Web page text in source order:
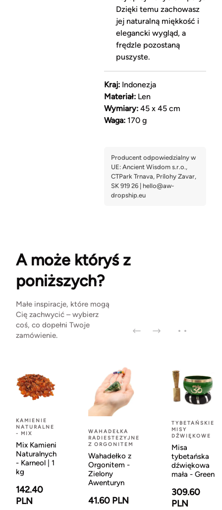
Dzięki temu zachowasz
jej naturalną miękkość i
elegancki wygląd, a
frędzle pozostaną
puszyste.
Kraj:Indonezja
Materiał:Len
Wymiary:45 x 45 cm
Waga:170 g
A może któryś z
poniższych?
Małe inspiracje, które mogą
Cię zachwycić – wybierz
coś, co dopełni Twoje
zamówienie.
KAMIENIE
NATURALNE
- MIX
Mix Kamieni
Naturalnych
- Karneol | 1
kg
142.40
PLN
WAHADEŁKA
RADIESTEZYJNE
Z ORGONITEM
Wahadełko z
Orgonitem -
Zielony
Awenturyn
41.60 PLN
TYBETAŃSKIE
MISY
DŹWIĘKOWE
Misa
tybetańska
dźwiękowa
mała - Green
309.60
PLN